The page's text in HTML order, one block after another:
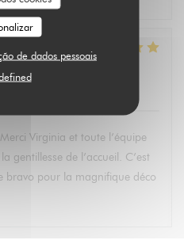
de dados pessoais
: 5/5
Virginia et toute l’équipe
gentillesse de l’accueil. C’est
bravo pour la magnifique déco